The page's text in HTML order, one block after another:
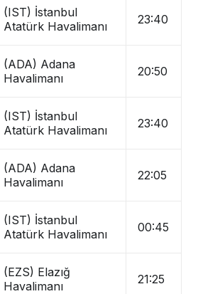
(IST) İstanbul
Atatürk Havalimanı
23:40
(ADA) Adana
Havalimanı
20:50
(IST) İstanbul
Atatürk Havalimanı
23:40
(ADA) Adana
Havalimanı
22:05
(IST) İstanbul
Atatürk Havalimanı
00:45
(EZS) Elazığ
Havalimanı
21:25